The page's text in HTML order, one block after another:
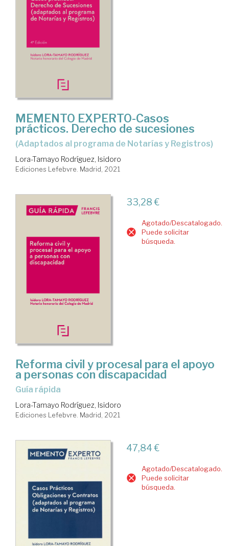
MEMENTO EXPERTO-Casos
prácticos. Derecho de sucesiones
(Adaptados al programa de Notarías y Registros)
Lora-Tamayo Rodríguez, Isidoro
Ediciones Lefebvre. Madrid, 2021
33,28 €
Agotado/Descatalogado.
Puede solicitar
búsqueda.
Reforma civil y procesal para el apoyo
a personas con discapacidad
guía rápida
Lora-Tamayo Rodríguez, Isidoro
Ediciones Lefebvre. Madrid, 2021
47,84 €
Agotado/Descatalogado.
Puede solicitar
búsqueda.